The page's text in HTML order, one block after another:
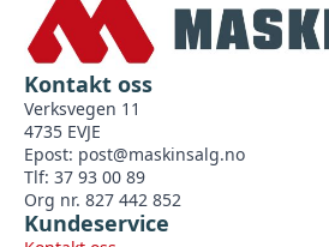
Kontakt oss
Verksvegen 11
4735 EVJE
Epost: post@maskinsalg.no
Tlf: 37 93 00 89
Org nr. 827 442 852
Kundeservice